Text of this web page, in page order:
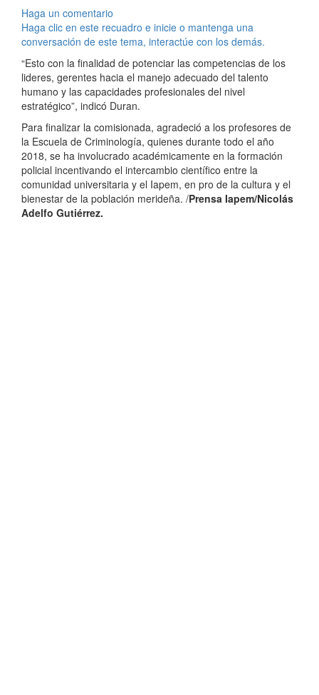
Haga un comentario
Haga clic en este recuadro e inicie o mantenga una
conversación de este tema, interactúe con los demás.
“Esto con la finalidad de potenciar las competencias de los
lideres, gerentes hacia el manejo adecuado del talento
humano y las capacidades profesionales del nivel
estratégico”, indicó Duran.
Para finalizar la comisionada, agradeció a los profesores de
la Escuela de Criminología, quienes durante todo el año
2018, se ha involucrado académicamente en la formación
policial incentivando el intercambio científico entre la
comunidad universitaria y el Iapem, en pro de la cultura y el
bienestar de la población merideña. /Prensa Iapem/Nicolás
Adelfo Gutiérrez.